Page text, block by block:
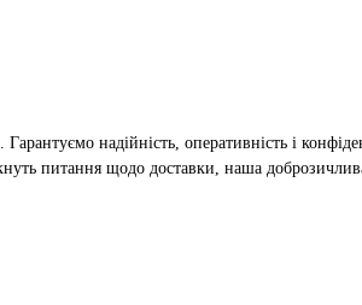
надійність, оперативність і
питання щодо доставки, наша